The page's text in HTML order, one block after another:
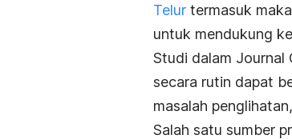
Telur termasuk
untuk mendukung
Studi dalam Journal
secara rutin dapat
masalah
Salah satu sumber